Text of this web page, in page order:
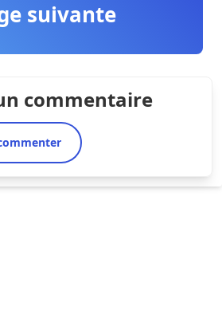
suivante
commentaire